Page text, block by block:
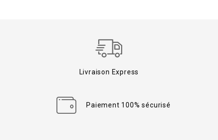
Livraison Express
Paiement 100% sécurisé